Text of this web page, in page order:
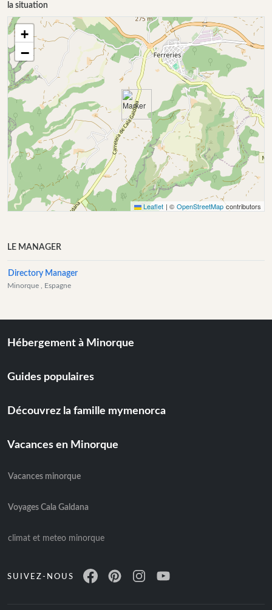
la situation
+
−
Leaflet | © OpenStreetMapcontributors
LE MANAGER
Directory Manager
Minorque , Espagne
Hébergement à Minorque
Guides populaires
Découvrez la famille mymenorca
Vacances en Minorque
Vacances minorque
Voyages Cala Galdana
climat et meteo minorque
SUIVEZ-NOUS